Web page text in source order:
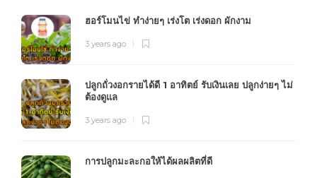
ฮอร์โมนไข่ ทำง่ายๆ เร่งโต เร่งดอก ผักงาม
3 years ago
ปลูกถั่วงอกรายได้ดี 1 อาทิตย์ รับเงินเลย ปลูกง่ายๆ ไม่
ต้องดูแล
3 years ago
การปลูกมะละกอให้ได้ผลผลิตที่ดี